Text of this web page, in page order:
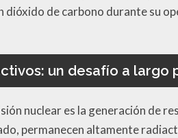
de carbono durante su
un desafío a largo
nuclear es la generación de
permanecen altamente